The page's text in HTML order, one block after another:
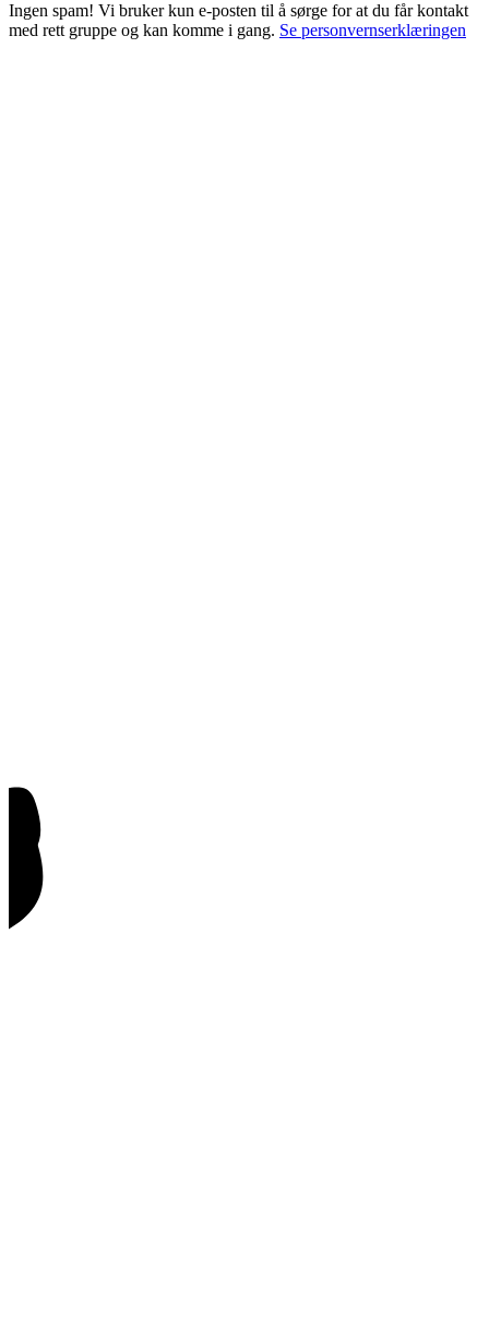
Ingen spam! Vi bruker kun e-posten til å sørge for at du får kontakt
med rett gruppe og kan komme i gang. Se personvernserklæringen